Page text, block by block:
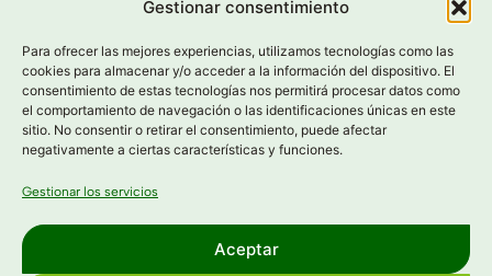
Gestionar consentimiento
Para ofrecer las mejores experiencias, utilizamos tecnologías como las
cookies para almacenar y/o acceder a la información del dispositivo. El
consentimiento de estas tecnologías nos permitirá procesar datos como
el comportamiento de navegación o las identificaciones únicas en este
sitio. No consentir o retirar el consentimiento, puede afectar
negativamente a ciertas características y funciones.
Gestionar los servicios
Aceptar
Av. Cardenal Cisneros, 30 34004 - PALENCIA
979 69 11 59
info@tescamellia.com